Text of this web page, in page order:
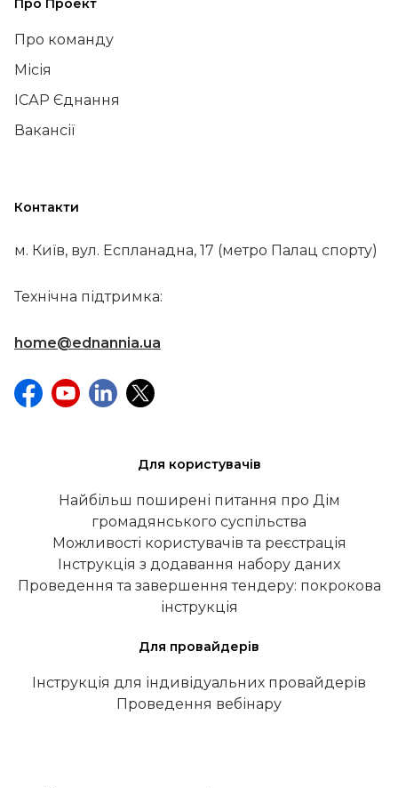
Про Проект
Про команду
Місія
ІСАР Єднання
Вакансії
Контакти
м. Київ, вул. Еспланадна, 17 (метро Палац спорту)
Технічна підтримка:
home@ednannia.ua
Для користувачів
Найбільш поширені питання про Дім
громадянського суспільства
Можливості користувачів та реєстрація
Інструкція з додавання набору даних
Проведення та завершення тендеру: покрокова
інструкція
Для провайдерів
Інструкція для індивідуальних провайдерів
Проведення вебінару